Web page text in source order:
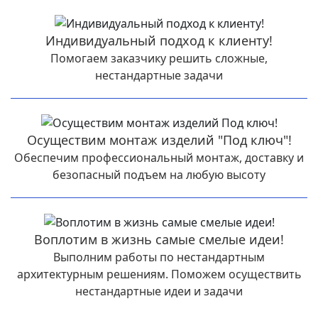
Индивидуальный подход к клиенту!
Помогаем заказчику решить сложные,
нестандартные задачи
Осуществим монтаж изделий "Под ключ"!
Обеспечим профессиональный монтаж, доставку и
безопасный подъем на любую высоту
Воплотим в жизнь самые смелые идеи!
Выполним работы по нестандартным
архитектурным решениям. Поможем осуществить
нестандартные идеи и задачи